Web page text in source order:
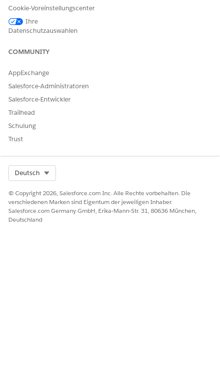
Geben Sie einen Namen für den Käuferplan ein.
Wählen Sie unter "Zahler" den Geschäftsaccount-
Datensatz des Zahlers aus.
KONNTEN SIE IHR PROBLEM MITHILFE DIESES ARTIKELS
Geben Sie uns Feedback, damit wir uns verbessern können.
Cookie-Voreinstellungscenter
Ihre
Datenschutzauswahlen
COMMUNITY
AppExchange
Salesforce-Administratoren
Salesforce-Entwickler
Trailhead
Schulung
Trust
Deutsch
© Copyright 2026, Salesforce.com Inc. Alle Rechte vorbehalten. Die
verschiedenen Marken sind Eigentum der jeweiligen Inhaber.
Salesforce.com Germany GmbH, Erika-Mann-Str. 31, 80636 München,
Deutschland